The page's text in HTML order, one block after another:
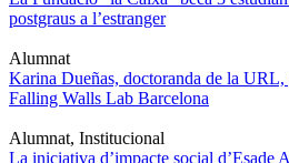
postgraus a l’estranger
Alumnat
Karina Dueñas, doctoranda de la URL,
Falling Walls Lab Barcelona
Alumnat, Institucional
La iniciativa d’impacte social d’Esade